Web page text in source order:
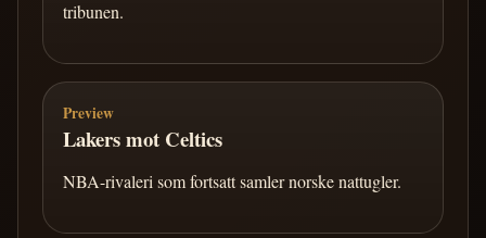
tribunen.
Preview
Lakers mot Celtics
NBA-rivaleri som fortsatt samler norske nattugler.